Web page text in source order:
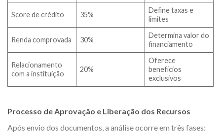
Score de crédito 35%
Define taxas e
limites
Renda comprovada 30%
Determina valor do
financiamento
Relacionamento
com a instituição
20%
Oferece
benefícios
exclusivos
Processo de Aprovação e Liberação dos Recursos
Após envio dos documentos, a análise ocorre em três fases: